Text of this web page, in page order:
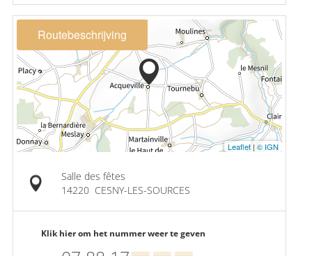
Routebeschrijving
Leaflet | © IGN
Salle des fêtes
14220 CESNY-LES-SOURCES
Klik hier om het nummer weer te geven